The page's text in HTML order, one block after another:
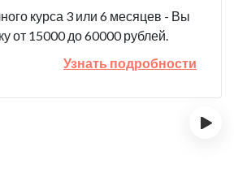
курса 3 или 6 месяцев - Вы
от 15000 до 60000 рублей.
Узнать подробности
›